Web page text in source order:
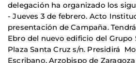
delegación ha organizado los
- Jueves 3 de febrero. Acto
presentación de Campaña.
Ebro del nuevo edificio del Grupo
Plaza Santa Cruz s/n. Presidirá
Escribano, Arzobispo de